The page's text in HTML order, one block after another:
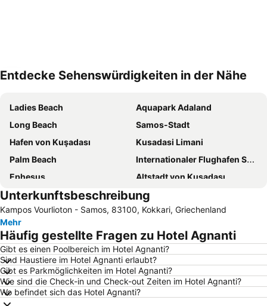
Entdecke Sehenswürdigkeiten in der Nähe
Ladies Beach
Aquapark Adaland
Long Beach
Samos-Stadt
Hafen von Kuşadası
Kusadasi Limani
Palm Beach
Internationaler Flughafen Samos
Ephesus
Altstadt von Kuşadası
Pythagorio
Tsamadou
Gumuldur Public Beach
Akarca Beach
Limnionas
Kustur Beach
Teos marina
Pefkos
Votsalakia
Buyuk Akkum Beach
Lemonakia
Balos
Green Beach
Psili Ammos
Unterkunftsbeschreibung
Kampos Vourlioton - Samos, 83100, Kokkari, Griechenland
Mehr
Häufig gestellte Fragen zu Hotel Agnanti
Gibt es einen Poolbereich im Hotel Agnanti?
Sind Haustiere im Hotel Agnanti erlaubt?
Gibt es Parkmöglichkeiten im Hotel Agnanti?
Wie sind die Check-in und Check-out Zeiten im Hotel Agnanti?
Wo befindet sich das Hotel Agnanti?